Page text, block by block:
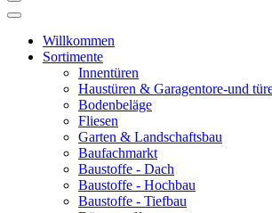
Willkommen
Sortimente
Innentüren
Haustüren & Garagentore-und
Bodenbeläge
Fliesen
Garten & Landschaftsbau
Baufachmarkt
Baustoffe - Dach
Baustoffe - Hochbau
Baustoffe - Tiefbau